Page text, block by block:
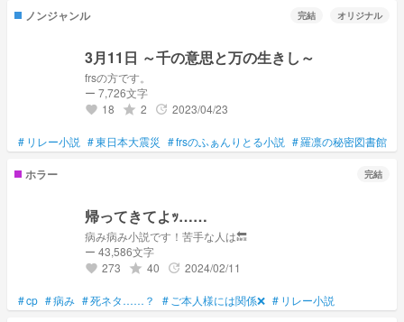
ノンジャンル 完結 オリジナル
3月11日 ～千の意思と万の生きし～
frsの方です。
ー 7,726文字
favorite 18 grade 2 update 2023/04/23
# リレー小説 #東日本大震災 #frsのふぁんりとる小説 #羅凛の秘密図書館
ホラー 完結
帰ってきてよｯ……
病み病み小説です！苦手な人は🔙
ー 43,586文字
favorite 273 grade 40 update 2024/02/11
#cp #病み #死ネタ……？ #ご本人様には関係❌ # リレー小説